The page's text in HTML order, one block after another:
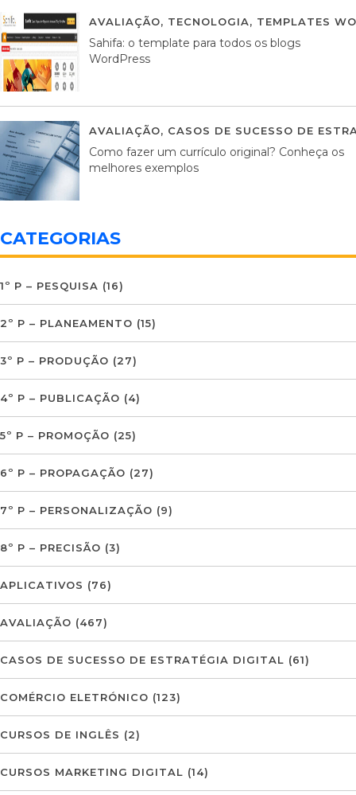
AVALIAÇÃO, TECNOLOGIA, TEMPLATES
Sahifa: o template para todos os blogs
WordPress
AVALIAÇÃO, CASOS DE SUCESSO DE
Como fazer um currículo original? Conheça os
melhores exemplos
CATEGORIAS
1º P – PESQUISA (16)
2º P – PLANEAMENTO (15)
3º P – PRODUÇÃO (27)
4º P – PUBLICAÇÃO (4)
5º P – PROMOÇÃO (25)
6º P – PROPAGAÇÃO (27)
7º P – PERSONALIZAÇÃO (9)
8º P – PRECISÃO (3)
APLICATIVOS (76)
AVALIAÇÃO (467)
CASOS DE SUCESSO DE ESTRATÉGIA DIGITAL (61)
COMÉRCIO ELETRÓNICO (123)
CURSOS DE INGLÊS (2)
CURSOS MARKETING DIGITAL (14)